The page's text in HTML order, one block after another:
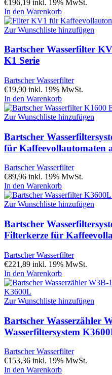
€196,19 inkl. 19% MwSt.
In den Warenkorb
Zur Wunschliste hinzufügen
Bartscher Wasserfilter
K1 Serie
Bartscher Wasserfilter
€19,90 inkl. 19% MwSt.
In den Warenkorb
Zur Wunschliste hinzufügen
Bartscher
für Kaffeevollautomaten
Bartscher Wasserfilter
€89,96 inkl. 19% MwSt.
In den Warenkorb
Zur Wunschliste hinzufügen
Bartscher
Filterkerze für
Bartscher Wasserfilter
€221,89 inkl. 19% MwSt.
In den Warenkorb
Zur Wunschliste hinzufügen
Bartscher Wasserzähler
Wasserfiltersystem
Bartscher Wasserfilter
€153,36 inkl. 19% MwSt.
In den Warenkorb